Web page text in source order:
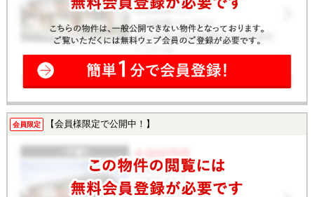
会員限定 【会員様限定で公開中！】